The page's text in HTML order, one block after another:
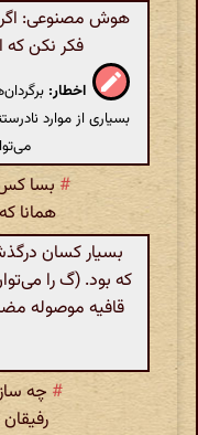
هوش مصنوعی:
فکر نکن که
اخطار:
بسیاری از موارد
# بسا
همانا
بسیار کسان
که بود. (گ را
قافیه موصوله
# چه